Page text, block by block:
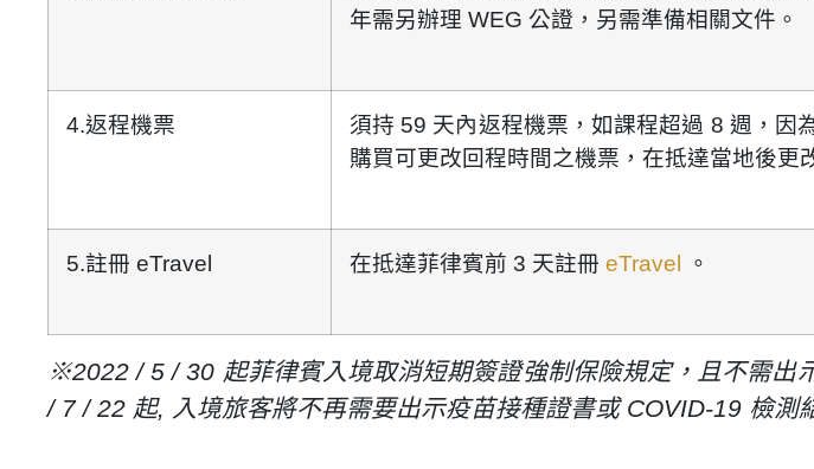
年需另辦理 WEG 公證，另需準備相關文件。
4.返程機票 須持 59 天內返程機票，如課程超過 8 週 ，因
購買可更改回程時間之機票，在抵達當地後更
5.註冊 eTravel 在抵達菲律賓前 3 天註冊 eTravel 。
※2022 / 5 / 30 起菲律賓入境取消短期簽證強制保險規定，且不需出
/ 7 /22 起, 入境旅客將不再需要出示疫苗接種證書或 COVID-19 檢測